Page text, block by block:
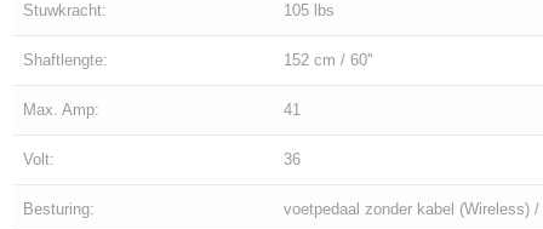
Stuwkracht: 105 lbs
Shaftlengte: 152 cm / 60''
Max. Amp: 41
Volt: 36
Besturing: voetpedaal zonder kabel (Wireless)